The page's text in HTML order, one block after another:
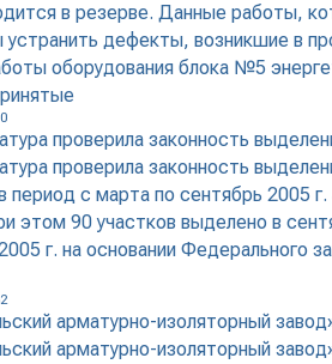
в резерве. Данные работы,
устранить дефекты, возникшие в
оборудования блока №5
проверила законность
проверила законность
период с марта по сентябрь 2005
этом 90 участков выделено в
г. на основании
арматурно-изоляторный
арматурно-изоляторный